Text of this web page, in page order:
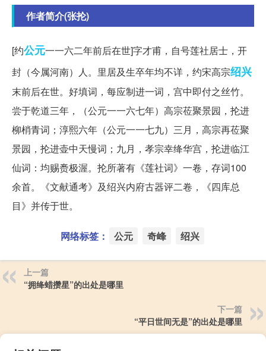
作者简介(张抡)
[约公元一一六二年前后在世]字才甫，自号莲社居士，开
封（今属河南）人。里居及生卒年均不详，约宋高宗绍兴
末前后在世。好填词，每应制进一词，宫中即付之丝竹。
尝于乾道三年，（公元一一六七年）高宗莅聚景园，抡进
柳梢青词；淳熙六年（公元一一七九）三月，高宗再莅聚
景园，抡进壶中天慢词；九月，孝宗幸绛华宫，抡进临江
仙词：均赐赉极渥。抡所著有《莲社词》一卷，存词100
余首。《文献通考》及绍兴内府古器评二卷，《四库总
目》并传于世。
网络标签： 公元 奇峰 绍兴
上一篇
“拥绛蜡攒星”的出处是哪里
下一篇
“平日世间无是”的出处是哪里